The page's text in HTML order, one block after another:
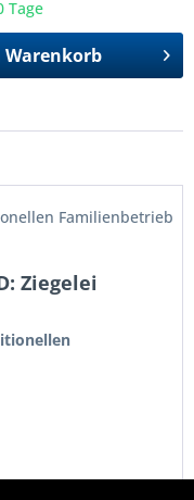
Tage
Warenkorb
Familienbetrieb
Ziegelei